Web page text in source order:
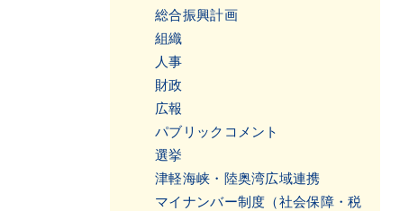
総合振興計画
組織
人事
財政
広報
パブリックコメント
選挙
津軽海峡・陸奥湾広域連携
マイナンバー制度（社会保障・税